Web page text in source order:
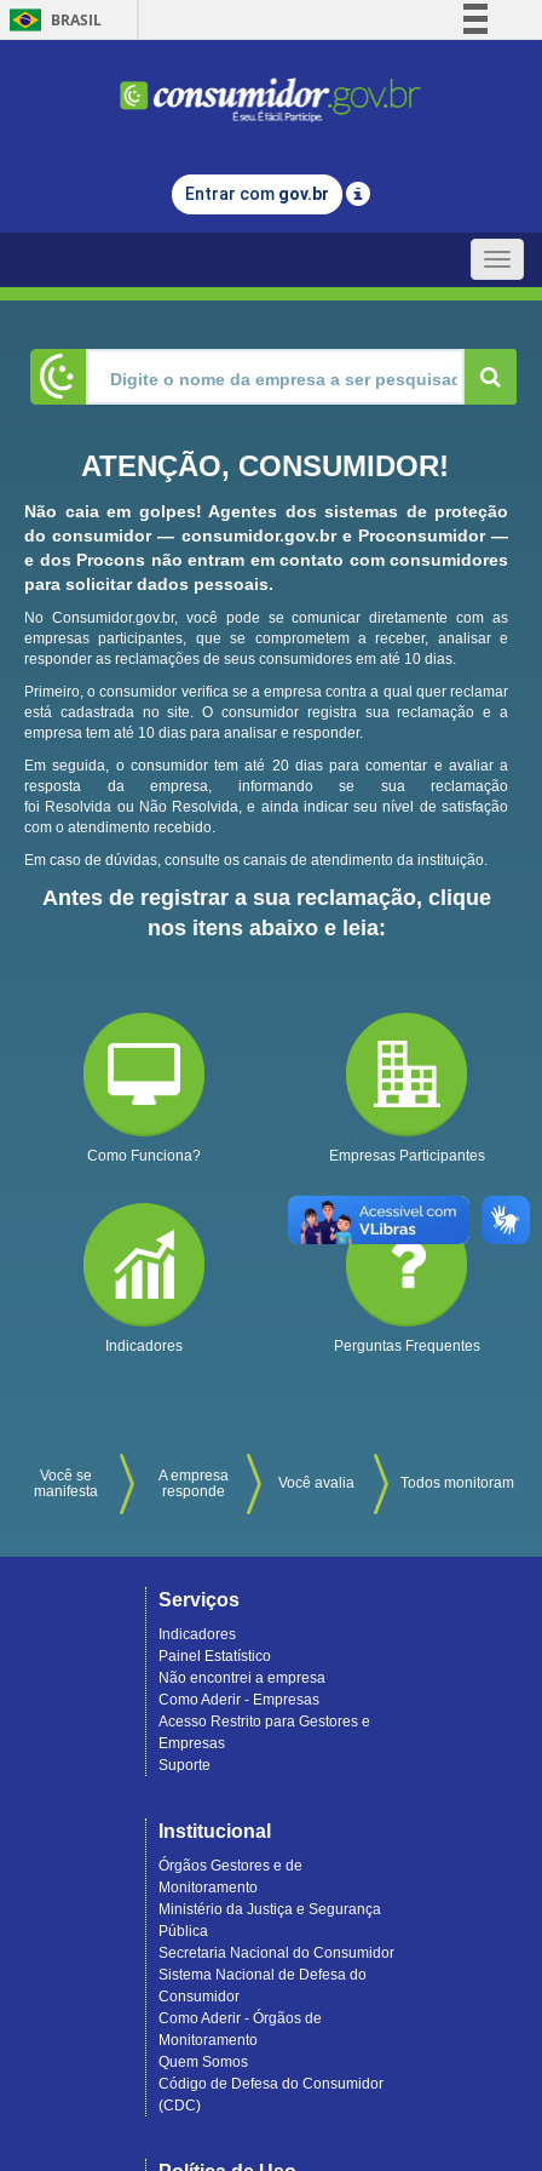
BRASIL
Comunica BR
Legislação
Entrar com gov.br
Toggle
ATENÇÃO, CONSUMIDOR!
Não caia em golpes! Agentes dos sistemas de proteção
do consumidor — consumidor.gov.br e Proconsumidor —
e dos Procons não entram em contato com consumidores
para solicitar dados pessoais.
No Consumidor.gov.br, você pode se comunicar diretamente com as
empresas participantes, que se comprometem a receber, analisar e
responder as reclamações de seus consumidores em até 10 dias.
Primeiro, o consumidor verifica se a empresa contra a qual quer reclamar
está cadastrada no site.O consumidor registra sua reclamação e a
empresa tem até 10 dias para analisar e responder.
Em seguida, o consumidor tem até 20 dias para comentar e avaliar a
resposta da empresa, informando se sua reclamação
foi Resolvida ou Não Resolvida, e ainda indicar seu nível de satisfação
com o atendimento recebido.
Em caso de dúvidas, consulte os canais de atendimento da instituição.
Antes de registrar a sua reclamação, clique
nos itens abaixo e leia:
Como Funciona? Empresas Participantes
Indicadores Perguntas Frequentes
Você se
manifesta
A empresa
responde
Você avalia Todos monitoram
Serviços
Indicadores
Painel Estatístico
Não encontrei a empresa
Como Aderir - Empresas
Acesso Restrito para Gestores e
Empresas
Suporte
Institucional
Órgãos Gestores e de
Monitoramento
Ministério da Justiça e Segurança
Pública
Secretaria Nacional do Consumidor
Sistema Nacional de Defesa do
Consumidor
Como Aderir - Órgãos de
Monitoramento
Quem Somos
Código de Defesa do Consumidor
(CDC)